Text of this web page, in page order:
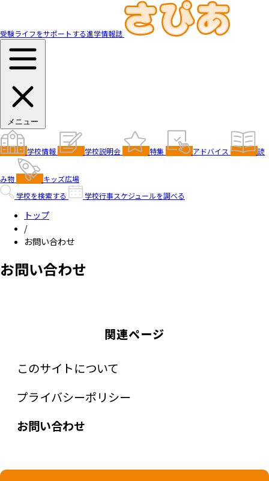
受験ライフをサポートする進学情報誌
メニュー
学校情報 学校説明会 特集 アドバイス 読
み物
キッズ広場
学校を検索する
学校行事スケジュールを調べる
トップ
/
お問い合わせ
お問い合わせ
関連ページ
このサイトについて
プライバシーポリシー
お問い合わせ